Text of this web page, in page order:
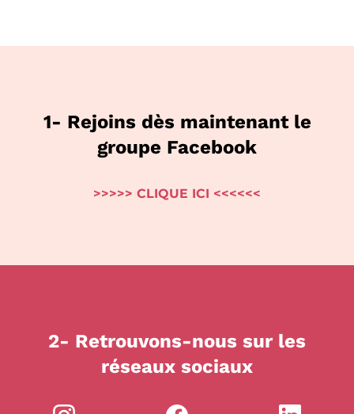
1- Rejoins dès maintenant le
groupe Facebook
>>>>> CLIQUE ICI <<<<<<
2- Retrouvons-nous sur les
réseaux sociaux